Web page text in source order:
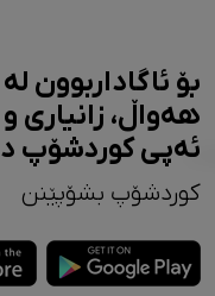
بۆ ئاگاداربوون
هەواڵ، زانیاری
ئەپی کوردشۆپ
کوردشۆپ بشۆپێنن